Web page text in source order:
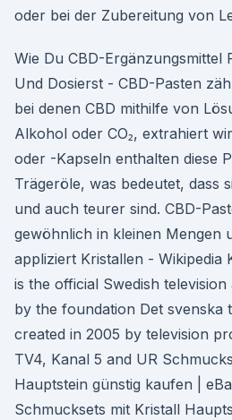
oder bei der Zubereitung von
Wie Du CBD-Ergänzungsmittel
Und Dosierst - CBD-Pasten
bei denen CBD mithilfe von
Alkohol oder CO₂, extrahiert
oder -Kapseln enthalten diese
Trägeröle, was bedeutet, dass
und auch teurer sind. CBD-
gewöhnlich in kleinen Mengen
appliziert Kristallen - Wikipedia
is the official Swedish
by the foundation Det svenska
created in 2005 by television
TV4, Kanal 5 and UR
Hauptstein günstig kaufen |
Schmucksets mit Kristall